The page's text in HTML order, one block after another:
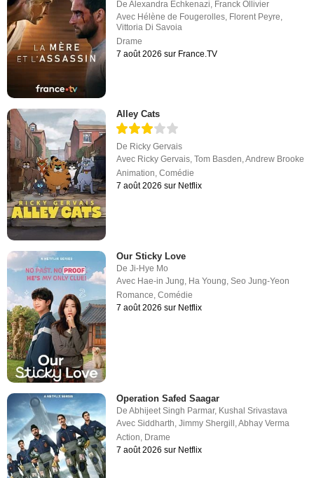
DeAlexandra Echkenazi Franck Ollivier
Avec Hélène de Fougerolles Florent Peyre
Vittoria Di Savoia
Drame
7 août 2026 sur France.TV
Alley Cats
De Ricky Gervais
Avec Ricky Gervais,Tom Basden,Andrew Brooke
Animation,Comédie
7 août 2026 sur Netflix
Our Sticky Love
DeJi-Hye Mo
Avec Hae-in Jung, Ha Young,Seo Jung-Yeon
Romance,Comédie
7 août 2026 sur Netflix
Operation Safed Saagar
DeAbhijeet Singh Parmar, Kushal Srivastava
AvecSiddharth,Jimmy Shergill ,Abhay Verma
Action, Drame
7 août 2026 sur Netflix